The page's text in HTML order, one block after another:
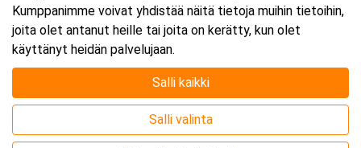
Kumppanimme voivat yhdistää näitä tietoja muihin tietoihin,
joita olet antanut heille tai joita on kerätty, kun olet
käyttänyt heidän palvelujaan.
Salli kaikki
Salli valinta